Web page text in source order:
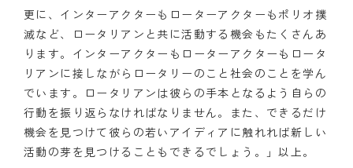
更に、インターアクターもローターアクターもポリオ撲
滅など、ロータリアンと共に活動する機会もたくさんあ
ります。インターアクターもローターアクターもロータ
リアンに接しながらロータリーのこと社会のことを学ん
でいます。ロータリアンは彼らの手本となるよう自らの
行動を振り返らなければなりません。また、できるだけ
機会を見つけて彼らの若いアイディアに触れれば新しい
活動の芽を見つけることもできるでしょう。」以上。